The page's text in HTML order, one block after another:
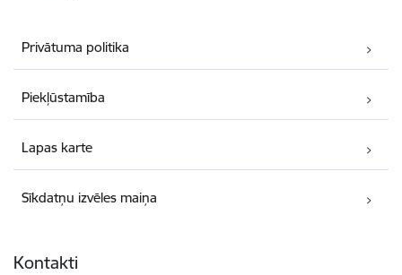
Privātuma politika
Piekļūstamība
Lapas karte
Sīkdatņu izvēles maiņa
Kontakti